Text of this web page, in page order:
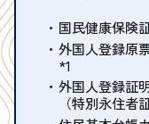
国民健康保険
外国人登録原
*1
外国人登録証
（特別永住者